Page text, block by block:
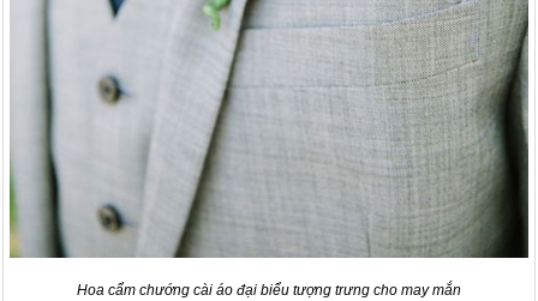
Hoa cẩm chướng cài áo đại biểu tượng trưng cho may mắn